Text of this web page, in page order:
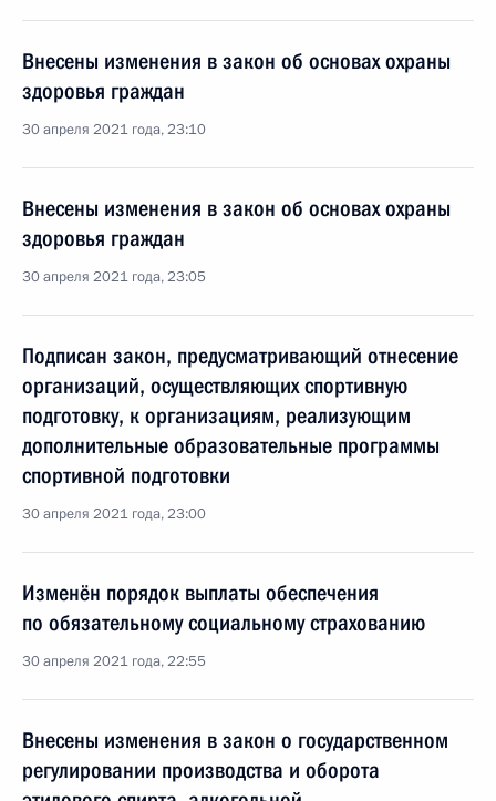
Внесены изменения в закон об основах охраны
здоровья граждан
30 апреля 2021 года, 23:10
Внесены изменения в закон об основах охраны
здоровья граждан
30 апреля 2021 года, 23:05
Подписан закон, предусматривающий отнесение
организаций, осуществляющих спортивную
подготовку, к организациям, реализующим
дополнительные образовательные программы
спортивной подготовки
30 апреля 2021 года, 23:00
Изменён порядок выплаты обеспечения
по обязательному социальному страхованию
30 апреля 2021 года, 22:55
Внесены изменения в закон о государственном
регулировании производства и оборота